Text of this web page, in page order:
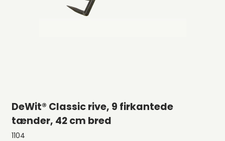
DeWit® Classic rive, 9 firkantede
tænder, 42 cm bred
1104